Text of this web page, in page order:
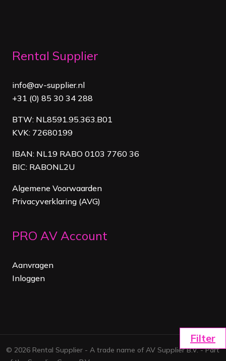
Filter
Rental Supplier
info@av-supplier.nl
+31 (0) 85 30 34 288
BTW: NL8591.95.363.B01
KVK: 72680199
IBAN: NL19 RABO 0103 7760 36
BIC: RABONL2U
Algemene Voorwaarden
Privacyverklaring (AVG)
PRO AV Account
Aanvragen
Inloggen
© 2026 Rental Supplier - A trade name of AV Supplier B.V. - Part